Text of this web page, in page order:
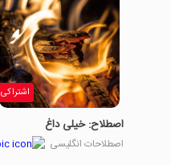
اشتراکی
اصطلاح: خیلی داغ
اصطلاحات انگلیسی